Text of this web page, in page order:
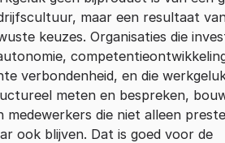
maar een resultaat
keuzes. Organisaties die
verbondenheid, en die
meten en bespreken,
medewerkers die niet alleen
ook blijven. Dat is goed voor de